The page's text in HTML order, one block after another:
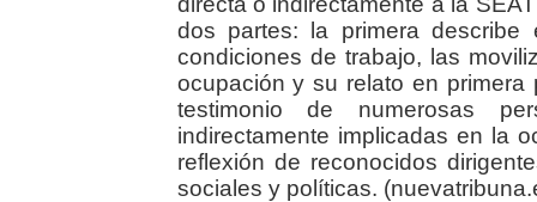
dos partes: la primera describe
condiciones de trabajo, las
ocupación y su relato en
testimonio de numerosas
indirectamente implicadas en la
reflexión de reconocidos
sociales y políticas.